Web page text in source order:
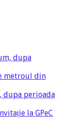
dupa
metroul din
dupa perioada
la GPeC